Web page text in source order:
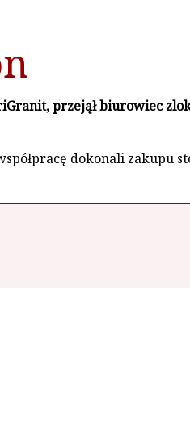
przejął biurowiec
dokonali zakupu